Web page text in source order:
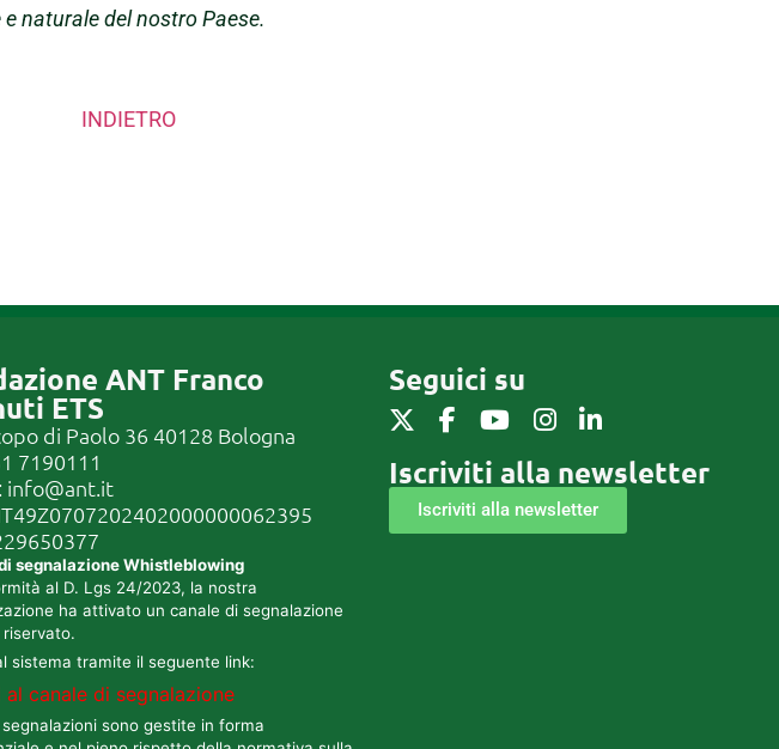
naturale del nostro Paese.
INDIETRO
ANT Franco
ETS
di Paolo 36 40128 Bologna
7190111
info@ant.it
segnalazione Whistleblowing
al D. Lgs 24/2023, la nostra
ha attivato un canale di segnalazione
sistema tramite il seguente link:
al canale di segnalazione
sono gestite in forma
Seguici su
Iscriviti alla newsletter
Iscriviti alla newsletter